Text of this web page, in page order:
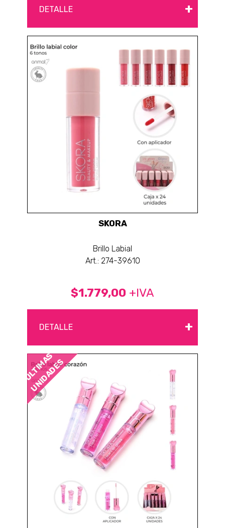
DETALLE +
SKORA
Brillo Labial
Art.: 274-39610
$1.779,00 +IVA
DETALLE +
ÚLTIMAS
UNIDADES